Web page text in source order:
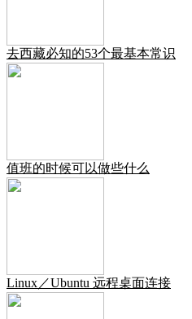
去西藏必知的53个最基本常识
值班的时候可以做些什么
Linux／Ubuntu 远程桌面连接